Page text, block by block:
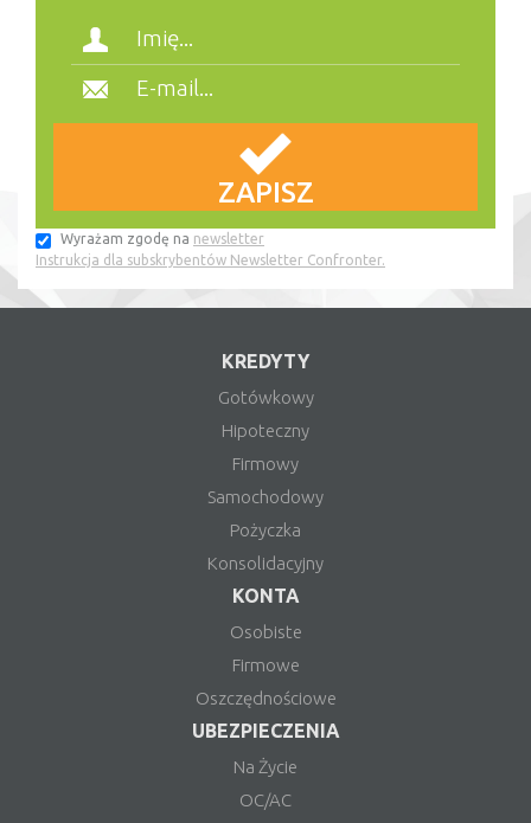
Wyrażam zgodę na newsletter
Instrukcja dla subskrybentów Newsletter Confronter.
KREDYTY
Gotówkowy
Hipoteczny
Firmowy
Samochodowy
Pożyczka
Konsolidacyjny
KONTA
Osobiste
Firmowe
Oszczędnościowe
UBEZPIECZENIA
Na Życie
OC/AC